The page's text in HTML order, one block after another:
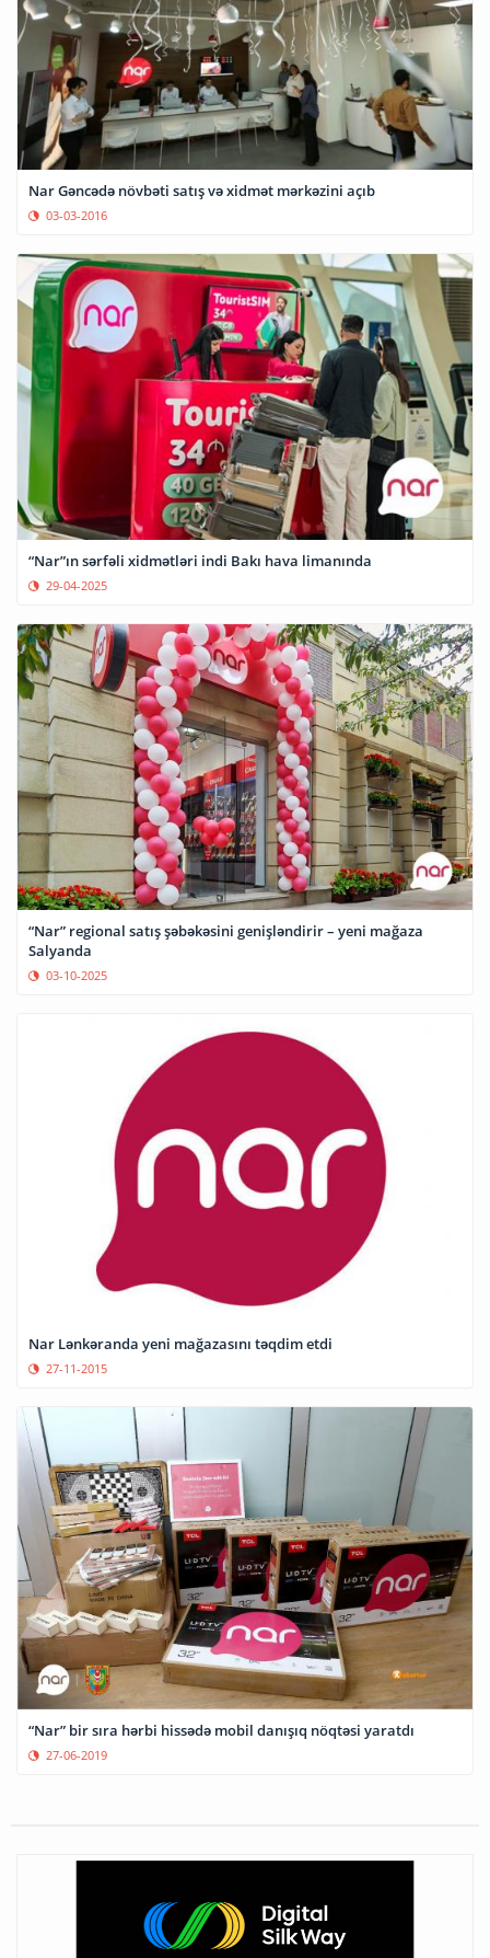
Nar Gəncədə növbəti satış və xidmət mərkəzini açıb
03-03-2016
“Nar”ın sərfəli xidmətləri indi Bakı hava limanında
29-04-2025
“Nar” regional satış şəbəkəsini genişləndirir – yeni mağaza
Salyanda
03-10-2025
Nar Lənkəranda yeni mağazasını təqdim etdi
27-11-2015
“Nar” bir sıra hərbi hissədə mobil danışıq nöqtəsi yaratdı
27-06-2019